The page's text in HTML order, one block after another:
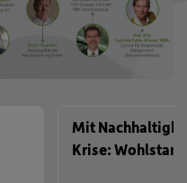
Mit
Krise: